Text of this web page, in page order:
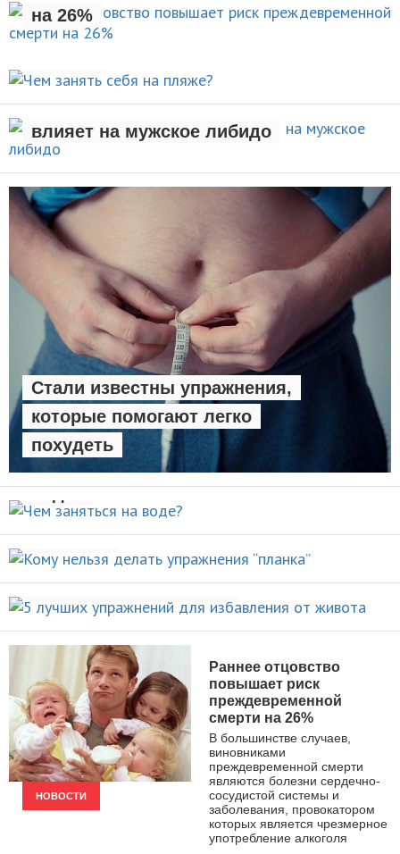
на 26%
Чем занять себя на
АКТИВНЫЙ ОТДЫХ
Рождение ребенка негативно
влияет на мужское либидо
НОВОСТИ
Стали известны упражнения,
которые помогают легко
похудеть
НОВОСТИ
Чем заняться на
воде?
ВИДЫ СПОРТА
Кому нельзя делать упражнения
“планка”
НОВОСТИ
5 лучших упражнений для
избавления от живота
ПОХУДЕНИЕ
НОВОСТИ
Раннее отцовство
повышает риск
преждевременной
смерти на 26%
В большинстве случаев,
виновниками
преждевременной смерти
являются болезни сердечно-
сосудистой системы и
заболевания, провокатором
которых является чрезмерное
употребление алкоголя